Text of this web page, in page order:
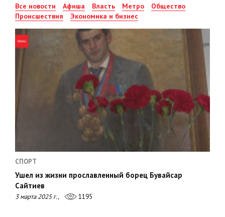
Все новости Афиша Власть Метро
Общество
Происшествия
Экономика и бизнес
СПОРТ
Ушел из жизни прославленный борец Бувайсар
Сайтиев
3 марта 2025 г., 1195